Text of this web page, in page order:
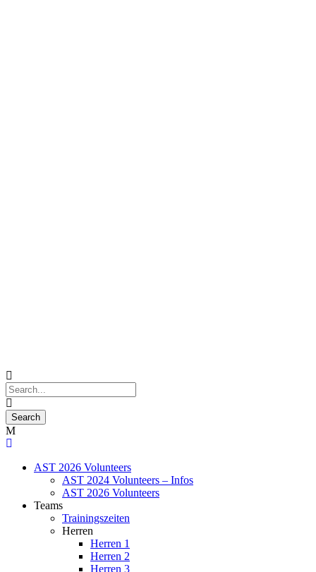
AST 2026 Volunteers
AST 2024 Volunteers – Infos
AST 2026 Volunteers
Teams
Trainingszeiten
Herren
Herren 1
Herren 2
Herren 3